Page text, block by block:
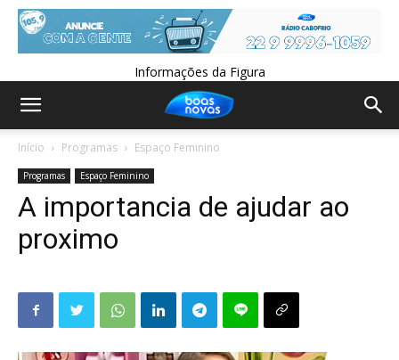
Informações da Figura
Início Programas Espaço Feminino
Programas Espaço Feminino
A importancia de ajudar ao
proximo